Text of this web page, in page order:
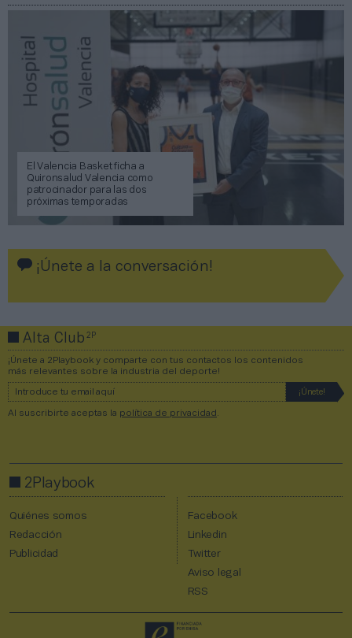
El Valencia Basket ficha a
Quironsalud Valencia como
patrocinador para las dos
próximas temporadas
¡Únete a la conversación!
Alta Club2P
¡Únete a 2Playbook y comparte con tus contactos los contenidos
más relevantes sobre la industria del deporte!
Al suscribirte aceptas la política de privacidad
2Playbook
Quiénes somos
Redacción
Publicidad
Facebook
Linkedin
Twitter
Aviso legal
RSS